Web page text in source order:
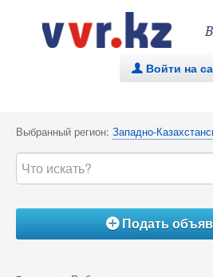
. Войти на
Выбранный регион: Западно-
ÁПодать